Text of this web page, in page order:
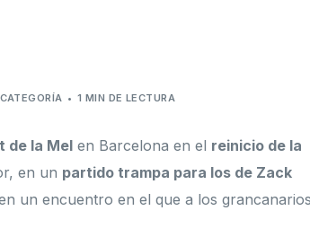
1 MIN DE LECTURA
de la Mel en Barcelona en el reinicio de la
en un partido trampa para los de Zack
un encuentro en el que a los